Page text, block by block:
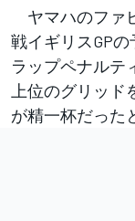
ヤマハのファ
戦イギリスGP
ラップペナルテ
上位のグリッ
が精一杯だった